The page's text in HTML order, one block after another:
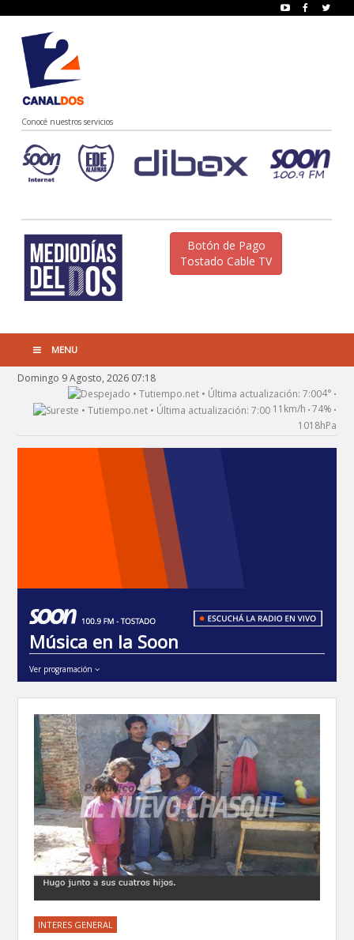
Conocé nuestros servicios
Botón de Pago
Tostado Cable TV
MENU
Domingo 9 Agosto, 2026 07:18
4° •
11km/h • 74% •
1018hPa
Música en la Soon
Ver programación
INTERES GENERAL